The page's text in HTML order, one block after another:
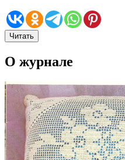
Читать
О журнале